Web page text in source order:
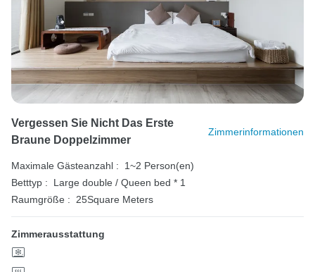
Vergessen Sie Nicht Das Erste
Braune Doppelzimmer
Zimmerinformationen
Maximale Gästeanzahl :
1~2 Person(en)
Betttyp :
Large double / Queen bed * 1
Raumgröße : 25Square Meters
Zimmerausstattung